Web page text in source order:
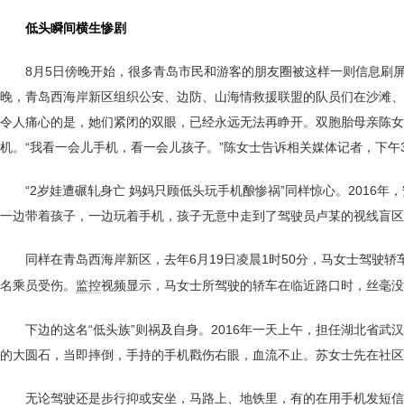
低头瞬间横生惨剧
8月5日傍晚开始，很多青岛市民和游客的朋友圈被这样一则信息
晚，青岛西海岸新区组织公安、边防、山海情救援联盟的队员们在沙滩
令人痛心的是，她们紧闭的双眼，已经永远无法再睁开。双胞胎母亲陈
机。“我看一会儿手机，看一会儿孩子。”陈女士告诉相关媒体记者，下
“2岁娃遭碾轧身亡 妈妈只顾低头玩手机酿惨祸”同样惊心。2016年
一边带着孩子，一边玩着手机，孩子无意中走到了驾驶员卢某的视线盲
同样在青岛西海岸新区，去年6月19日凌晨1时50分，马女士驾驶
名乘员受伤。 监控视频显示，马女士所驾驶的轿车在临近路口时，丝毫
下边的这名“低头族”则祸及自身。2016年一天上午，担任湖北省
的大圆石，当即摔倒，手持的手机戳伤右眼，血流不止。苏女士先在社
无论驾驶还是步行抑或安坐，马路上、地铁里，有的在用手机发